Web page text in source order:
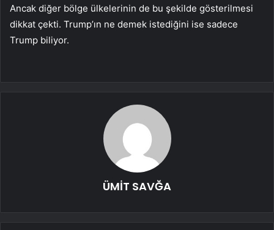
Ancak diğer bölge ülkelerinin de bu şekilde gösterilmesi
dikkat çekti. Trump’ın ne demek istediğini ise sadece
Trump biliyor.
ÜMİT SAVĞA